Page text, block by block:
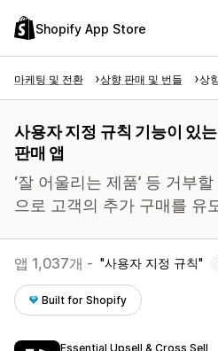
Shopify App Store
마케팅 및 전환 상향 판매 및 번들 상
사용자 지정 규칙 기능이 있
판매 앱
‘잘 어울리는 제품’ 등 거부
으로 고객의 추가 구매를 유
앱 1,037개 - 사용자 지정 규칙
Built for Shopify
Essential Upsell & Cross Sell